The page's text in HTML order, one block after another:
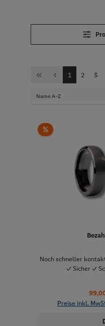
Seite
1 Seite
2 Seite
3
%
Noch schneller
✓ Sicher ✓
Preise inkl.